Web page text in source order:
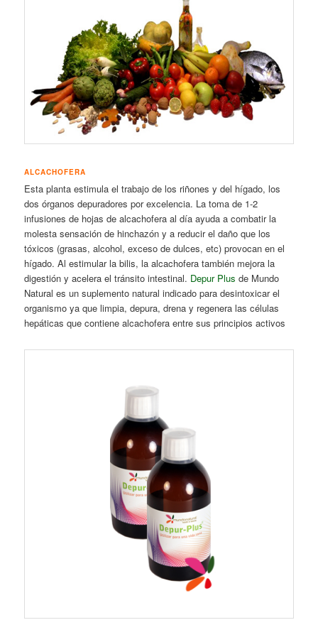
ALCACHOFERA
Esta planta estimula el trabajo de los riñones y del hígado, los
dos órganos depuradores por excelencia. La toma de 1-2
infusiones de hojas de alcachofera al día ayuda a combatir la
molesta sensación de hinchazón y a reducir el daño que los
tóxicos (grasas, alcohol, exceso de dulces, etc) provocan en el
hígado. Al estimular la bilis, la alcachofera también mejora la
digestión y acelera el tránsito intestinal. Depur Plus de Mundo
Natural es un suplemento natural indicado para desintoxicar el
organismo ya que limpia, depura, drena y regenera las células
hepáticas que contiene alcachofera entre sus principios activos